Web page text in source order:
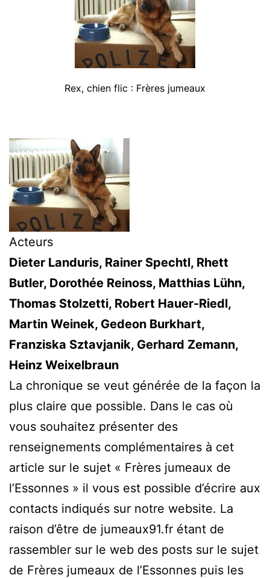
Rex, chien flic : Frères jumeaux
Acteurs
Dieter Landuris, Rainer Spechtl, Rhett
Butler, Dorothée Reinoss, Matthias Lühn,
Thomas Stolzetti, Robert Hauer-Riedl,
Martin Weinek, Gedeon Burkhart,
Franziska Sztavjanik, Gerhard Zemann,
Heinz Weixelbraun
La chronique se veut générée de la façon la
plus claire que possible. Dans le cas où
vous souhaitez présenter des
renseignements complémentaires à cet
article sur le sujet « Frères jumeaux de
l’Essonnes » il vous est possible d’écrire aux
contacts indiqués sur notre website. La
raison d’être de jumeaux91.fr étant de
rassembler sur le web des posts sur le sujet
de Frères jumeaux de l’Essonnes puis les